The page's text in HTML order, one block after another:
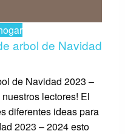
arbol de Navidad
de Navidad 2023 –
lectores! El
diferentes ideas para
2023 – 2024 esto